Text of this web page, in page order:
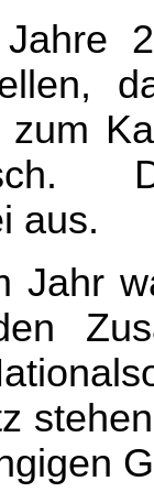
zum
aus.
Jahr